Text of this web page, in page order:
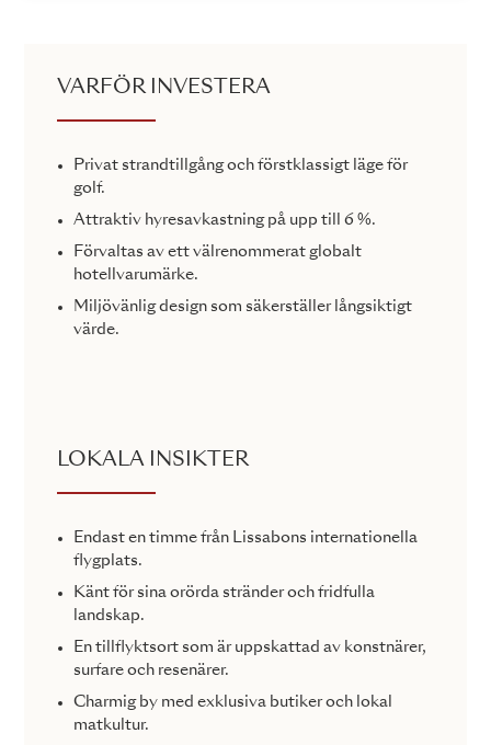
VARFÖR INVESTERA
Privat strandtillgång och förstklassigt läge för
golf.
Attraktiv hyresavkastning på upp till 6 %.
Förvaltas av ett välrenommerat globalt
hotellvarumärke.
Miljövänlig design som säkerställer långsiktigt
värde.
LOKALA INSIKTER
Endast en timme från Lissabons internationella
flygplats.
Känt för sina orörda stränder och fridfulla
landskap.
En tillflyktsort som är uppskattad av konstnärer,
surfare och resenärer.
Charmig by med exklusiva butiker och lokal
matkultur.